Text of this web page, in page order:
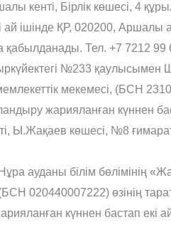
кенті, Бірлік көшесі, 4
ай ішінде ҚР, 020200, Аршалы
қабылданады. Тел. +7 7212 99
№233 қаулысымен
мекемесі, (БСН
жарияланған күннен
Ы.Жақаев көшесі, №8
ауданы білім бөлімінің
020440007222) өзінің
күннен бастап екі